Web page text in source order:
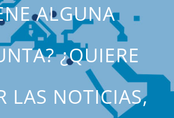
ALGUNA
¿QUIERE
LAS NOTICIAS,